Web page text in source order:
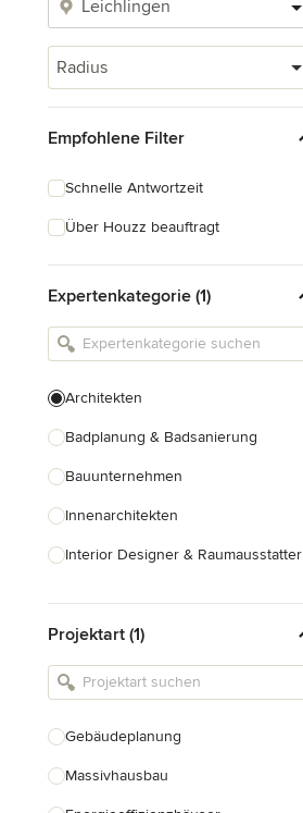
Radius
Empfohlene Filter
Schnelle Antwortzeit
Über Houzz beauftragt
Expertenkategorie (1)
Architekten
Badplanung & Badsanierung
Bauunternehmen
Innenarchitekten
Interior Designer & Raumausstatter
Landschaftsarchitekten
Armaturen & Sanitärbedarf
Einbauschränke
Projektart (1)
Gebäudeplanung
Massivhausbau